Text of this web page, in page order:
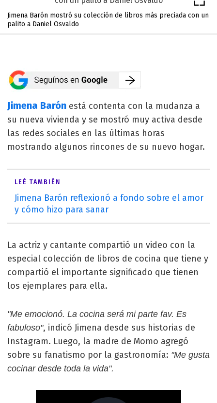
Jimena Barón mostró su colección de libros más preciada con un
palito a Daniel Osvaldo
Jimena Barón está contenta con la mudanza a
su nueva vivienda y se mostró muy activa desde
las redes sociales en las últimas horas
mostrando algunos rincones de su nuevo hogar.
LEÉ TAMBIÉN
Jimena Barón reflexionó a fondo sobre el amor
y cómo hizo para sanar
La actriz y cantante compartió un video con la
especial colección de libros de cocina que tiene y
compartió el importante significado que tienen
los ejemplares para ella.
"Me emocionó. La cocina será mi parte fav. Es
fabuloso", indicó Jimena desde sus historias de
Instagram. Luego, la madre de Momo agregó
sobre su fanatismo por la gastronomía: "Me gusta
cocinar desde toda la vida".